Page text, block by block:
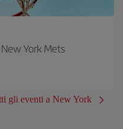
York Mets
gli eventi a New York